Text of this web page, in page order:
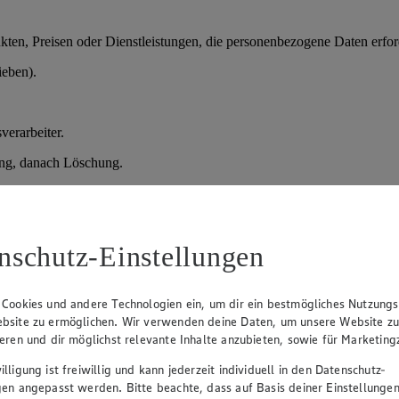
Preisen oder Dienstleistungen, die personenbezogene Daten
danach Löschung.
vorvertragliche Maßnahmen); Art. 6 Abs. 1 lit. f) DSGVO
Qualifikationen.
und Entscheidung über Einstellung.
danach Löschung; bei Einstellung Übernahme in die
Einstellungen
und andere Technologien ein, um dir ein bestmögliches
zu ermöglichen. Wir verwenden deine Daten, um unsere Website zu
und dir möglichst relevante Inhalte anzubieten, sowie für
ist freiwillig und kann jederzeit individuell in den Datenschutz-
angepasst werden. Bitte beachte, dass auf Basis deiner